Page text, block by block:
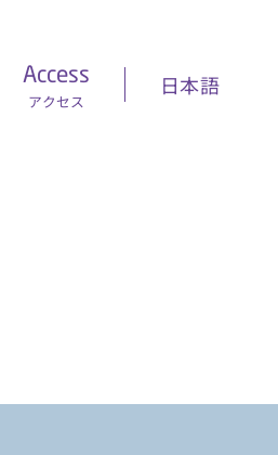
Access
アクセス